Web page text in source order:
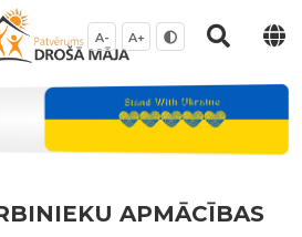
A- A+
APMĀCĪBAS